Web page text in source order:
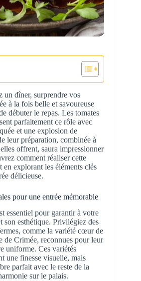
un dîner, surprendre vos
à la fois belle et savoureuse
débuter le repas. Les tomates
parfaitement ce rôle avec
et une explosion de
leur préparation, combinée à
offrent, saura impressionner
comment réaliser cette
en explorant les éléments clés
délicieuse.
pour une entrée mémorable
essentiel pour garantir à votre
son esthétique. Privilégiez des
comme la variété cœur de
Crimée, reconnues pour leur
uniforme. Ces variétés
une finesse visuelle, mais
parfait avec le reste de la
sur le palais.